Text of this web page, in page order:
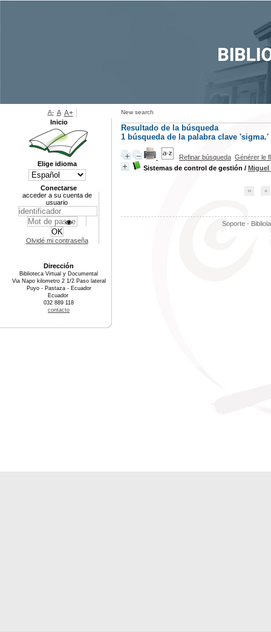
New search
Resultado de la búsqueda
1 búsqueda de la palabra clave 'sigma.'
Refinar búsqueda Générer le
Sistemas de control de gestión / Miguel
Soporte -
A- A A+
Inicio
Elige idioma
Conectarse
acceder a su cuenta de
usuario
Olvidé mi contraseña
Dirección
Biblioteca Virtual y Documental
Via Napo kilometro 2 1/2 Paso lateral
Puyo - Pastaza - Ecuador
Ecuador
032 889 118
contacto